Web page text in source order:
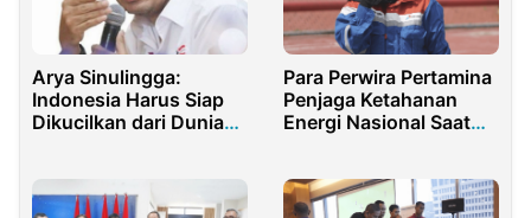
Arya Sinulingga:
Indonesia Harus Siap
Dikucilkan dari Dunia
Para Perwira Pertamina
Penjaga Ketahanan
Energi Nasional Saat